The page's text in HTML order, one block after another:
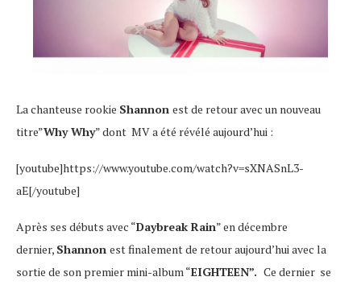
La chanteuse rookie Shannon est de retour avec un nouveau
titre”Why Why” dont MV a été révélé aujourd’hui :
[youtube]https://www.youtube.com/watch?v=sXNASnL3-
aE[/youtube]
Après ses débuts avec “Daybreak Rain” en décembre
dernier, Shannon est finalement de retour aujourd’hui avec la
sortie de son premier mini-album “EIGHTEEN”. Ce dernier se